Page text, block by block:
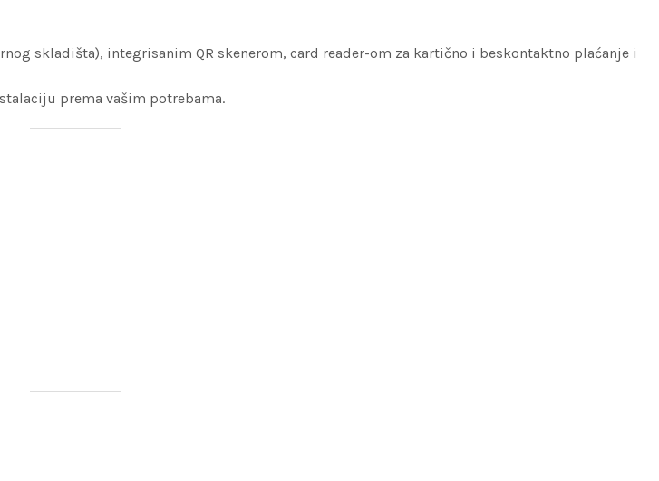
skladišta), integrisanim QR skenerom, card reader-om za kartično i beskontaktno plaćanje i
prema vašim potrebama.